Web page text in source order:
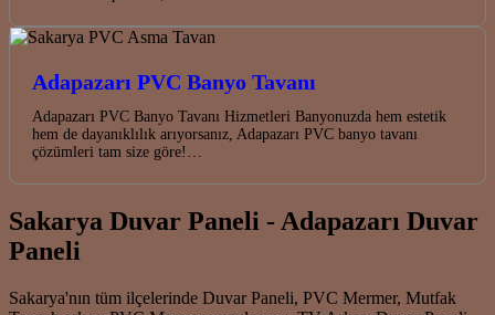
Adapazarı PVC Banyo Tavanı
Adapazarı PVC Banyo Tavanı Hizmetleri Banyonuzda hem estetik
hem de dayanıklılık arıyorsanız, Adapazarı PVC banyo tavanı
çözümleri tam size göre!…
Sakarya Duvar Paneli - Adapazarı Duvar
Paneli
Sakarya'nın tüm ilçelerinde Duvar Paneli, PVC Mermer, Mutfak